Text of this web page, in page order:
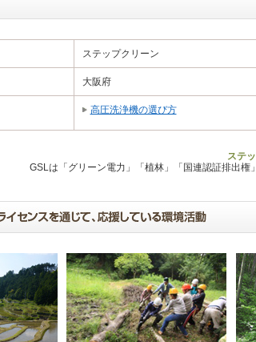
ステップクリーン
大阪府
高圧洗浄機の選び方
ステ
GSLは「グリーン電力」「植林」「国連認証排出権